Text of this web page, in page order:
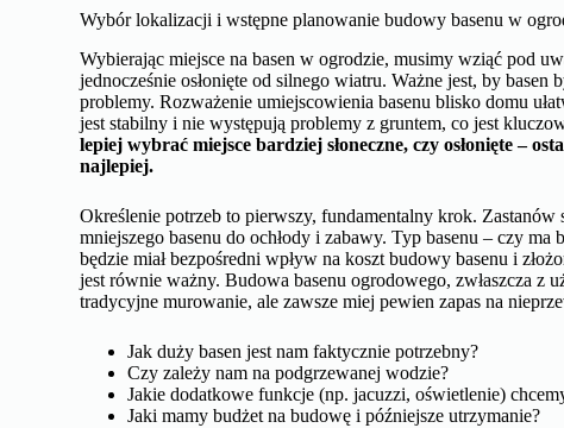
Wybór lokalizacji i wstępne planowanie budowy basenu w
Wybierając miejsce na basen w ogrodzie, musimy wziąć pod
jednocześnie osłonięte od silnego wiatru. Ważne jest, by
problemy. Rozważenie umiejscowienia basenu blisko domu
jest stabilny i nie występują problemy z gruntem, co jest
lepiej wybrać miejsce bardziej słoneczne, czy osłonięte –
najlepiej.
Określenie potrzeb to pierwszy, fundamentalny krok. Zastanów
mniejszego basenu do ochłody i zabawy. Typ basenu – czy
będzie miał bezpośredni wpływ na koszt budowy basenu i
jest równie ważny. Budowa basenu ogrodowego, zwłaszcza
tradycyjne murowanie, ale zawsze miej pewien zapas na
Jak duży basen jest nam faktycznie potrzebny?
Czy zależy nam na podgrzewanej wodzie?
Jakie dodatkowe funkcje (np. jacuzzi, oświetlenie)
Jaki mamy budżet na budowę i późniejsze utrzymanie?